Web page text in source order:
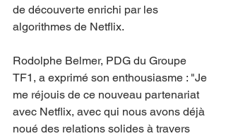
de découverte enrichi par les
algorithmes de Netflix.
Rodolphe Belmer, PDG du Groupe
TF1, a exprimé son enthousiasme : "Je
me réjouis de ce nouveau partenariat
avec Netflix, avec qui nous avons déjà
noué des relations solides à travers